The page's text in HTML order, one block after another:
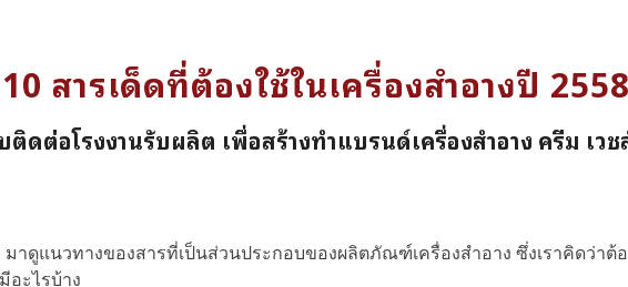
สารเด็ดที่ต้องใช้ในเครื่องสำอางปี 2558
ติดต่อโรงงานรับผลิต เพื่อสร้างทำแบรนด์เครื่องสำอาง ครีม เวช
วทางของสารที่เป็นส่วนประกอบของผลิตภัณฑ์เครื่องสำอาง ซึ่งเราคิดว่าต้อ
อะไรบ้าง